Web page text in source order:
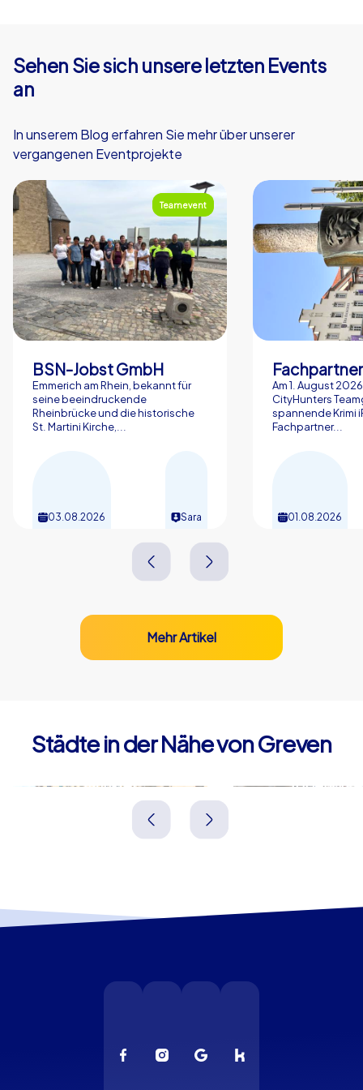
Sehen Sie sich unsere letzten Events
an
In unserem Blog erfahren Sie mehr über unserer
vergangenen Eventprojekte
Teamevent
BSN-Jobst GmbH
Emmerich am Rhein, bekannt für
seine beeindruckende
Rheinbrücke und die historische
St. Martini Kirche,...
03.08.2026 Sara
Am 1. August
CityHunters
spannende Krimi
Fachpartner...
01.08.2026
Mehr Artikel
Städte in der Nähe von Greven
Münster
Deutschland